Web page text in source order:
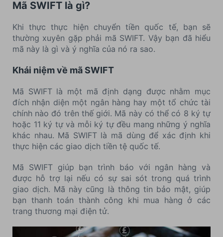
Mã SWIFT là gì?
Khi thực thực hiện chuyển tiền quốc tế, bạn sẽ
thường xuyên gặp phải mã SWIFT. Vậy bạn đã hiểu
mã này là gì và ý nghĩa của nó ra sao.
Khái niệm về mã SWIFT
Mã SWIFT là một mã định dạng được nhằm mục
đích nhận diện một ngân hàng hay một tổ chức tài
chính nào đó trên thế giới. Mã này có thể có 8 ký tự
hoặc 11 ký tự và mỗi ký tự đều mang những ý nghĩa
khác nhau. Mã SWIFT là mã dùng để xác định khi
thực hiện các giao dịch tiền tệ quốc tế.
Mã SWIFT giúp bạn trình báo với ngân hàng và
được hỗ trợ lại nếu có sự sai sót trong quá trình
giao dịch. Mã này cũng là thông tin bảo mật, giúp
bạn thanh toán thành công khi mua hàng ở các
trang thương mại điện tử.